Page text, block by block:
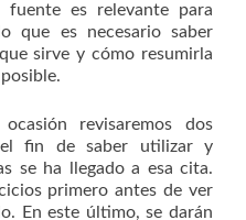
es relevante para
que es necesario saber
sirve y cómo resumirla
revisaremos dos
fin de saber utilizar y
se ha llegado a esa cita.
primero antes de ver
En este último, se darán